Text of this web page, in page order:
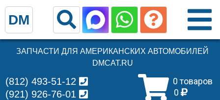
ЗАПЧАСТИ ДЛЯ АМЕРИКАНСКИХ АВТОМОБИЛЕЙ
DMCAT.RU
0 товаров
0
(812) 493-51-12
(921) 926-76-01
DM